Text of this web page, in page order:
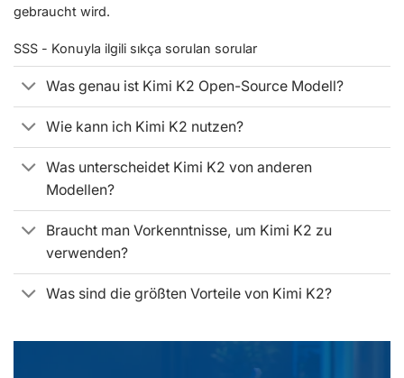
gebraucht wird.
SSS - Konuyla ilgili sıkça sorulan sorular
Was genau ist Kimi K2 Open-Source Modell?
Wie kann ich Kimi K2 nutzen?
Was unterscheidet Kimi K2 von anderen
Modellen?
Braucht man Vorkenntnisse, um Kimi K2 zu
verwenden?
Was sind die größten Vorteile von Kimi K2?